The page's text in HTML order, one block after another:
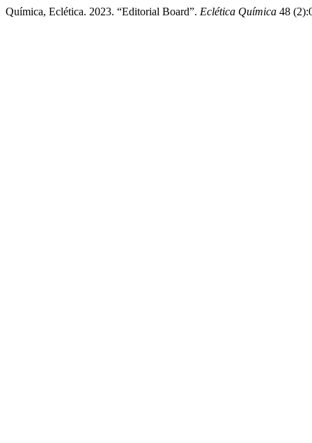
Química, Eclética. 2023. “Editorial Board”. Eclética Química 48